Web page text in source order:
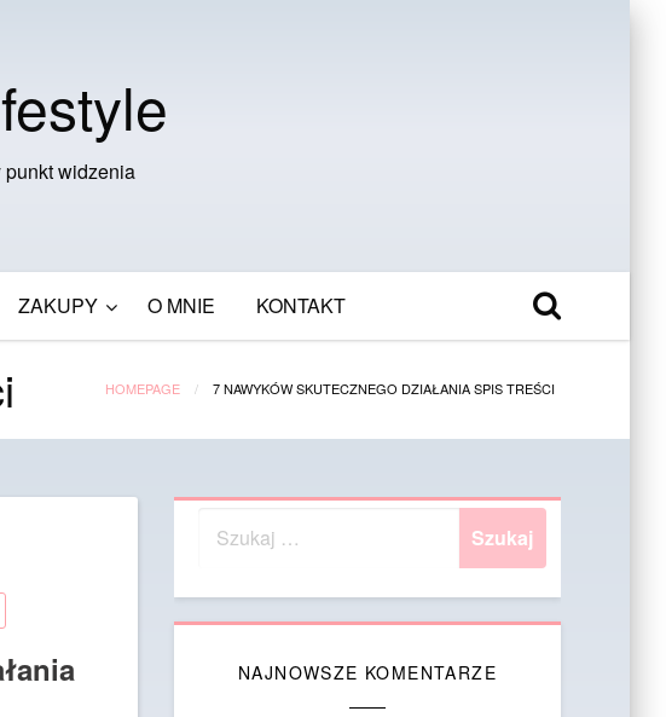
widzenia
ZAKUPY O MNIE KONTAKT
HOMEPAGE 7 NAWYKÓW SKUTECZNEGO DZIAŁANIA SPIS TREŚCI
NAJNOWSZE KOMENTARZE